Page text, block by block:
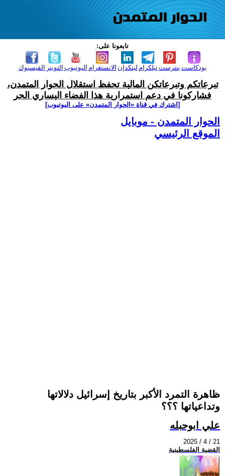
تابعونا على:
الفيسبوك التويتر اليوتيوب الانستغرام لينكدإن تيلكرامبنترست بودكاست
تبرعاتكم وتبرعاتكن المالية تحفظ استقلال الحوار المتمدن،
فشاركونا في دعم استمرارية هذا الفضاء اليساري الحر
[اشترك في قناة ‫«الحوار المتمدن» على اليوتيوب]
الحوار المتمدن - موبايل
الموقع الرئيسي
ظاهرة التمرد الأكبر بتاريخ إسرائيل دلالاتها
وتداعياتها ؟؟؟
علي ابوحبله
2025 / 4 / 21
القضية الفلسطينية